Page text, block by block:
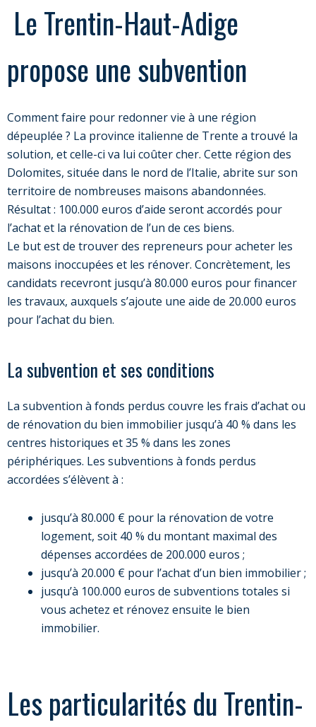
Le Trentin-Haut-Adige
propose une subvention
Comment faire pour redonner vie à une région
dépeuplée ? La province italienne de Trente a trouvé la
solution, et celle-ci va lui coûter cher. Cette région des
Dolomites, située dans le nord de l’Italie, abrite sur son
territoire de nombreuses maisons abandonnées.
Résultat : 100.000 euros d’aide seront accordés pour
l’achat et la rénovation de l’un de ces biens.
Le but est de trouver des repreneurs pour acheter les
maisons inoccupées et les rénover. Concrètement, les
candidats recevront jusqu’à 80.000 euros pour financer
les travaux, auxquels s’ajoute une aide de 20.000 euros
pour l’achat du bien.
La subvention et ses conditions
La subvention à fonds perdus couvre les frais d’achat ou
de rénovation du bien immobilier jusqu’à 40 % dans les
centres historiques et 35 % dans les zones
périphériques. Les subventions à fonds perdus
accordées s’élèvent à :
jusqu’à 80.000 € pour la rénovation de votre
logement, soit 40 % du montant maximal des
dépenses accordées de 200.000 euros ;
jusqu’à 20.000 € pour l’achat d’un bien immobilier ;
jusqu’à 100.000 euros de subventions totales si
vous achetez et rénovez ensuite le bien
immobilier.
Les particularités du Trentin-